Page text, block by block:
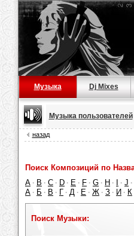
Музыка Dj Mixes
Музыка пользователей
назад
Поиск Композиций по
A · B · C · D · E · F · G · H · · J ·
А · Б · В · Г · Д · Е · Ж · З · И · К
Поиск Музыки: